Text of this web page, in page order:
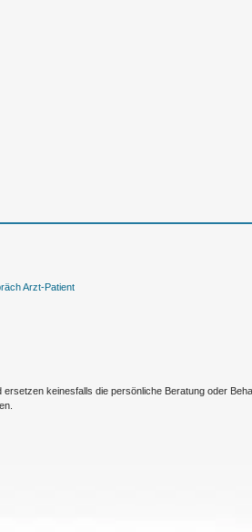
Arzt-Patient
keinesfalls die persönliche Beratung oder